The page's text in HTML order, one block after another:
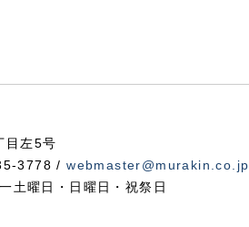
左5号
3778 /webmaster@murakin.co.jp
土曜日・日曜日・祝祭日